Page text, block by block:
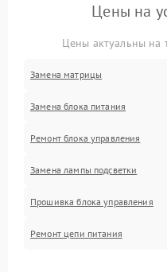
Цены на
Цены актуальны на
Замена матрицы
Замена блока питания
Ремонт блока управления
Замена лампы подсветки
Прошивка блока управления
Ремонт цепи питания